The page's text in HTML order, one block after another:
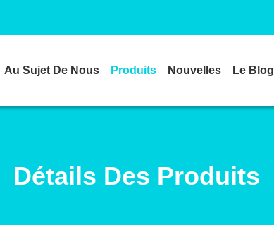
Au Sujet De Nous Produits Nouvelles Le Blog
Détails Des Produits